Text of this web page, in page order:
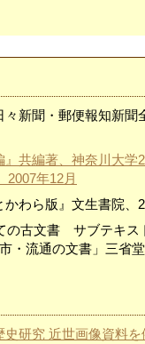
々新聞・郵便報知新聞
共編著、神奈川大学
2007年12月
わら版』文生書院、
の古文書 サブテキス
・流通の文書」三省
史研究 近世画像資料